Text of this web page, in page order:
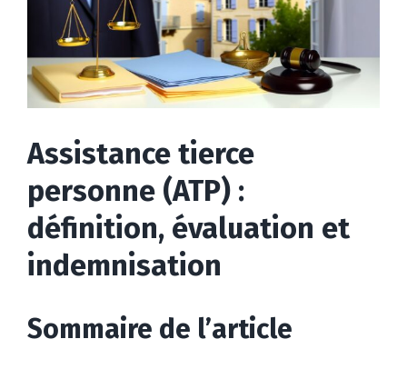
Assistance tierce
personne (ATP) :
définition, évaluation et
indemnisation
Sommaire de l’article